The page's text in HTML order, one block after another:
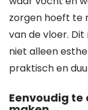
zorgen hoeft te
van de vloer.
niet alleen
praktisch en
Eenvoudig te